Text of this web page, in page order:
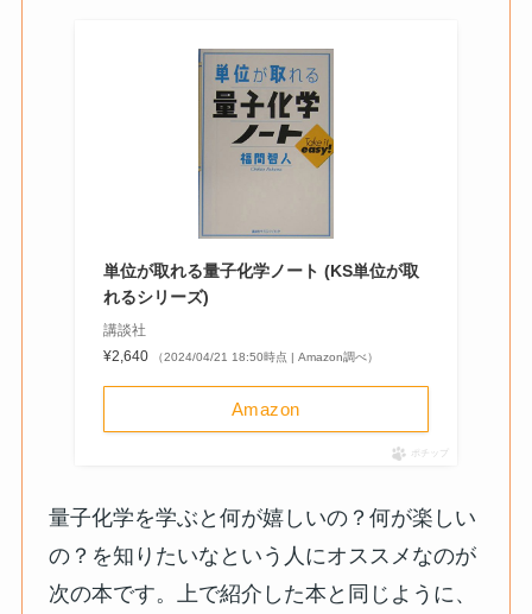
単位が取れる量子化学ノート (KS単位が取
れるシリーズ)
講談社
¥2,640
（2024/04/21 18:50時点 | Amazon調べ）
Amazon
ポチップ
量子化学を学ぶと何が嬉しいの？何が楽しい
の？を知りたいなという人にオススメなのが
次の本です。上で紹介した本と同じように、